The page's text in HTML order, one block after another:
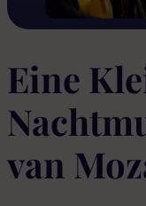
Eine
van